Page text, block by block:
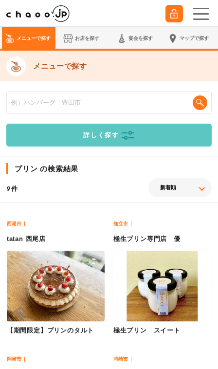
メニューで探す お店を探す 宴会を探す マップで探す
メニューで探す
詳しく探す
プリン の検索結果
9件
西尾市
tatan 西尾店
【期間限定】プリンのタルト
知立市
極生プリン専門店 優
極生プリン スイート
岡崎市 岡崎市